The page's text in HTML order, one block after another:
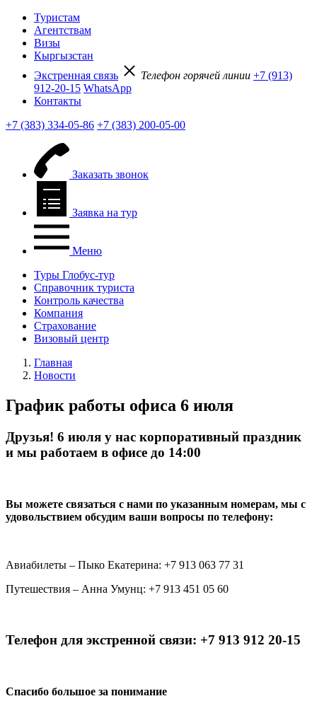
Туристам
Агентствам
Визы
Кыргызстан
Экстренная связь
Телефон горячей линии +7 (913)
912-20-15 WhatsApp
Контакты
+7 (383) 334-05-86 +7 (383) 200-05-00
Заказать звонок
Заявка на тур
Меню
Туры Глобус-тур
Справочник туриста
Контроль качества
Компания
Страхование
Визовый центр
Главная
Новости
График работы офиса 6 июля
Друзья! 6 июля у нас корпоративный праздник
и мы работаем в офисе до 14:00
Вы можете связаться с нами по указанным номерам, мы с
удовольствием обсудим ваши вопросы по телефону:
Авиабилеты – Пыко Екатерина: +7 913 063 77 31
Путешествия – Анна Умунц: +7 913 451 05 60
Телефон для экстренной связи: +7 913 912 20-15
Спасибо большое за понимание